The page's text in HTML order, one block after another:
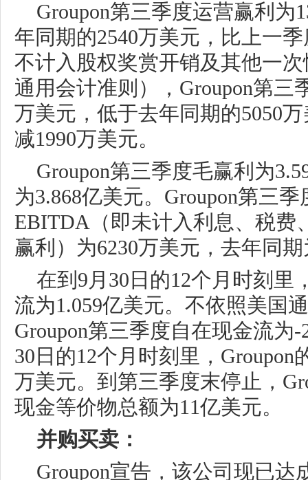
Groupon第三季度运营赢利为
年同期的2540万美元，比上一
不计入股权奖赏开销及其他一
通用会计准则），Groupon第三
万美元，低于去年同期的5050
减1990万美元。
Groupon第三季度毛赢利为
为3.868亿美元。Groupon第三
EBITDA（即未计入利息、税费
赢利）为6230万美元，去年同
在到9月30日的12个月时刻里
流为1.059亿美元。不依照美国
Groupon第三季度自在现金流为
30日的12个月时刻里，Groupon
万美元。到第三季度末停止，
现金等价物总额为11亿美元。
并购买卖：
Groupon宣告，该公司现已达